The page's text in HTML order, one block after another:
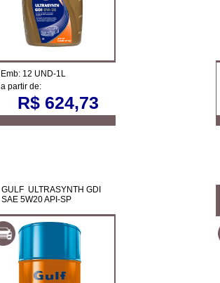
Emb: 12 UND-1L
a partir de:
R$ 624,73
GULF ULTRASYNTH GDI
SAE 5W20 API-SP